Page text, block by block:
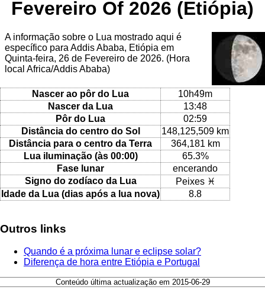
Fevereiro Of 2026 (Etiópia)
A informação sobre o Lua mostrado aqui é
específico para Addis Ababa, Etiópia em
Quinta-feira, 26 de Fevereiro de 2026. (Hora
local Africa/Addis Ababa)
Nascer ao pôr do Lua
10h49m
Nascer da Lua
13:48
Pôr do Lua
02:59
Distância do centro do Sol
148,125,509 km
Distância para o centro da Terra
364,181 km
Lua iluminação (às 00:00)
65.3%
Fase lunar
encerando
Signo do zodíaco da Lua
Peixes ♓
Idade da Lua (dias após a lua nova)
8.8
Outros links
Quando é a próxima lunar e eclipse solar?
Diferença de hora entre Etiópia e Portugal
Conteúdo última actualização em 2015-06-29